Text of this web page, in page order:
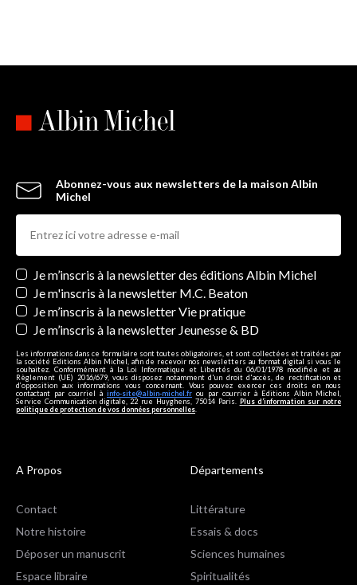
Abonnez-vous aux newsletters de la maison Albin
Michel
Newsletters
Je m’inscris à la newsletter des éditions Albin Michel
Je m'inscris à la newsletter M.C. Beaton
Je m’inscris à la newsletter Vie pratique
Je m’inscris à la newsletter Jeunesse & BD
Les informations dans ce formulaire sont toutes obligatoires, et sont collectées et traitées par
la société Editions Albin Michel, afin de recevoir nos newsletters au format digital si vous le
souhaitez. Conformément à la Loi Informatique et Libertés du 06/01/1978 modifiée et au
Règlement (UE) 2016/679, vous disposez notamment d'un droit d'accès, de rectification et
d’opposition aux informations vous concernant. Vous pouvez exercer ces droits en nous
contactant par courriel à info-site@albin-michel.fr ou par courrier à Editions Albin Michel,
Service Communication digitale, 22 rue Huyghens, 75014 Paris. Plus d’information sur notre
politique de protection de vos données personnelles
A Propos
Contact
Notre histoire
Déposer un manuscrit
Espace libraire
Départements
Littérature
Essais & docs
Sciences humaines
Spiritualités